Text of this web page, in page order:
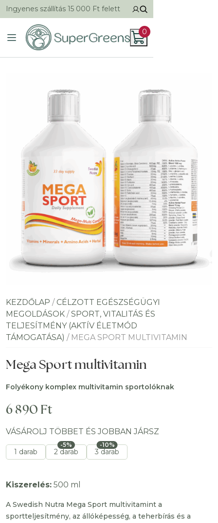
Ingyenes szállítás 15 000 Ft felett
0
KEZDŐLAP / CÉLZOTT EGÉSZSÉGÜGYI
MEGOLDÁSOK / SPORT, VITALITÁS ÉS
TELJESÍTMÉNY (AKTÍV ÉLETMÓD
TÁMOGATÁSA) / MEGA SPORT MULTIVITAMIN
Mega Sport multivitamin
Folyékony komplex multivitamin sportolóknak
6 890 Ft
VÁSÁROLJ TÖBBET ÉS JOBBAN JÁRSZ
1 darab 2 darab
-5%
3 darab
-10%
Kiszerelés: 500 ml
A Swedish Nutra Mega Sport multivitamint a
sportteljesítmény, az állóképesség, a teherbírás és a